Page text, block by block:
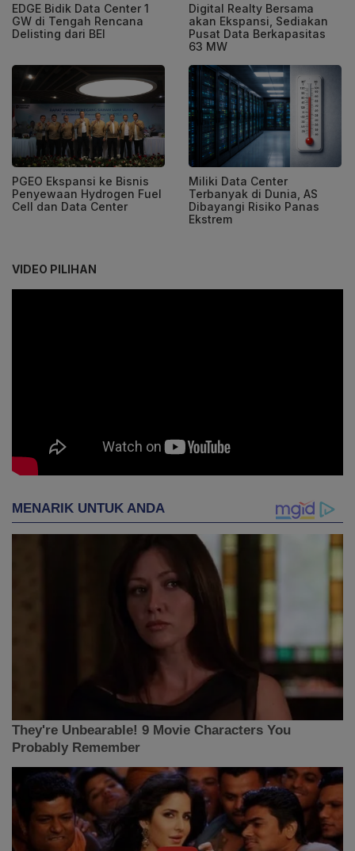
EDGE Bidik Data Center 1
GW di Tengah Rencana
Delisting dari BEI
Digital Realty Bersama
akan Ekspansi, Sediakan
Pusat Data Berkapasitas
63 MW
PGEO Ekspansi ke Bisnis
Penyewaan Hydrogen Fuel
Cell dan Data Center
Miliki Data Center
Terbanyak di Dunia, AS
Dibayangi Risiko Panas
Ekstrem
VIDEO PILIHAN